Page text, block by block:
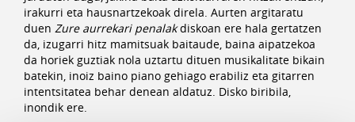
irakurri eta hausnartzekoak direla. Aurten argitaratu
duen Zure aurrekari penalakdiskoan ere hala gertatzen
da, izugarri hitz mamitsuak baitaude, baina aipatzekoa
da horiek guztiak nola uztartu dituen musikalitate bikain
batekin, inoiz baino piano gehiago erabiliz eta gitarren
intentsitatea behar denean aldatuz. Disko biribila,
inondik ere.